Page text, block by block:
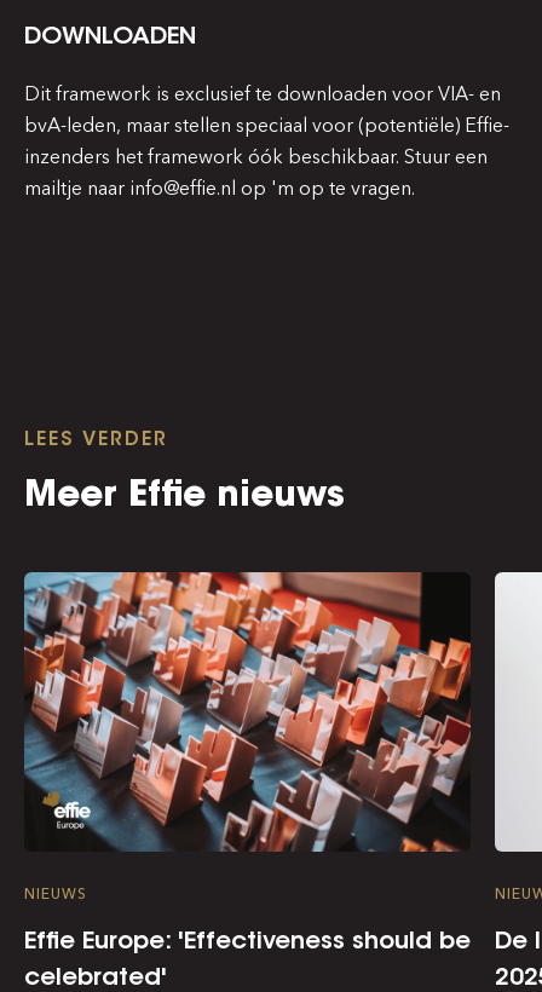
DOWNLOADEN
Dit framework is exclusief te downloaden voor VIA- en
bvA-leden, maar stellen speciaal voor (potentiële) Effie-
inzenders het framework óók beschikbaar. Stuur een
mailtje naar info@effie.nl op 'm op te vragen.
LEES VERDER
Meer Effie nieuws
NIEUWS
Effie Europe: 'Effectiveness should be
celebrated'
De